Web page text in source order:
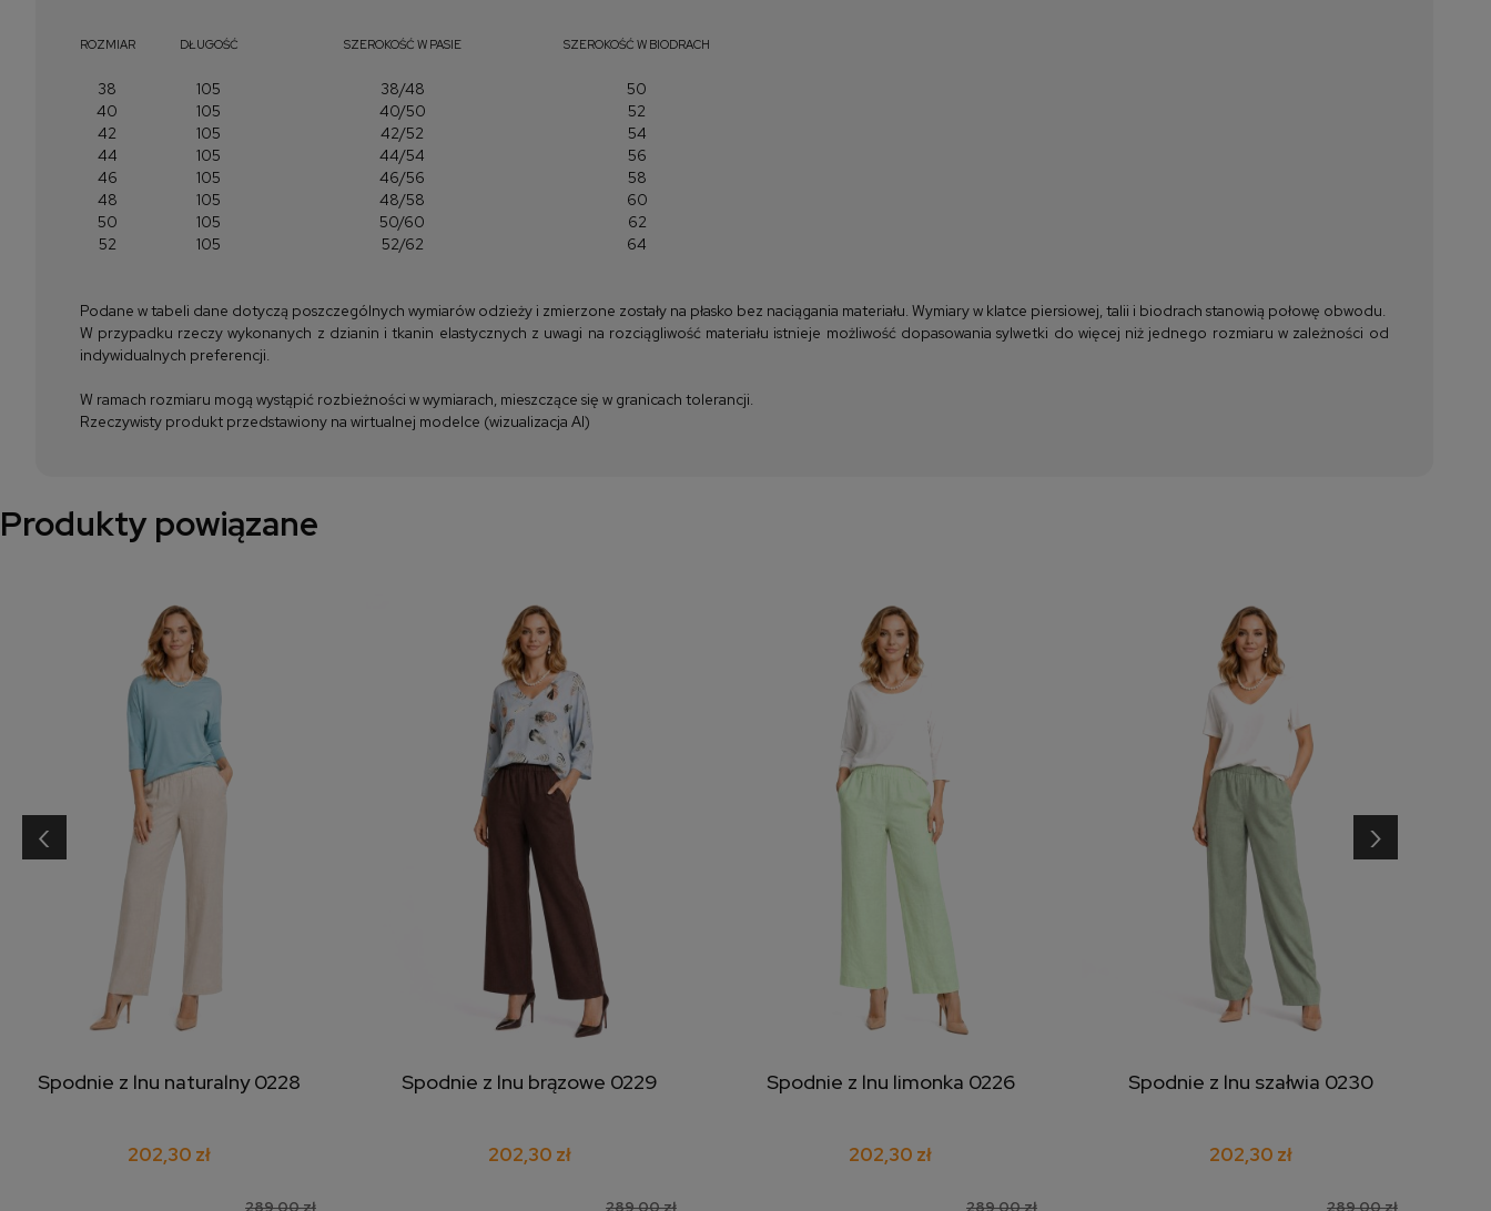
ROZMIAR DŁUGOŚĆ SZEROKOŚĆ W PASIE SZEROKOŚĆ W BIODRACH
38 105 38/48
50
40
105 40/50
52
42
105 42/52
54
44
105 44/54
56
46
105 46/56
58
48
105 48/58
60
50
105 50/60
62
52
105 52/62 64
Podane w tabeli dane dotyczą poszczególnych wymiarów odzieży i zmierzone zostały na płasko bez naciągania materiału. Wymiary w klatce piersiowej, talii i biodrach stanowią połowę obwodu.
W przypadku rzeczy wykonanych z dzianin i tkanin elastycznych z uwagi na rozciągliwość materiału istnieje możliwość dopasowania sylwetki do więcej niż jednego rozmiaru w zależności od
indywidualnych preferencji.
W ramach rozmiaru mogą wystąpić rozbieżności w wymiarach, mieszczące się w granicach tolerancji.
Rzeczywisty produkt przedstawiony na wirtualnej modelce (wizualizacja AI)
Produkty powiązane
dodaj do koszyka
Spodnie z lnu naturalny 0228
289,00 zł
202,30 zł
dodaj do koszyka
Spodnie z lnu brązowe 0229
289,00 zł
202,30 zł
dodaj do koszyka
Spodnie z lnu limonka 0226
289,00 zł
202,30 zł
dodaj do koszyka
Spodnie z lnu szałwia 0230
289,00 zł
202,30 zł
‹ ›